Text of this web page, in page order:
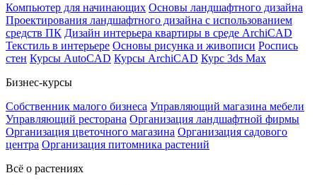
Компьютер для начинающих Основы ландшафтного дизайна
Проектирования ландшафтного дизайна с использованием
средств ПК Дизайн интерьера квартиры в среде ArchiCAD
Текстиль в интерьере Основы рисунка и живописи Роспись
стен Курсы AutoCAD Курсы ArchiCAD Курс 3ds Max
Бизнес-курсы
Собственник малого бизнеса Управляющий магазина мебели
Управляющий ресторана Организация ландшафтной фирмы
Организация цветочного магазина Организация садового
центра Организация питомника растений
Всё о растениях